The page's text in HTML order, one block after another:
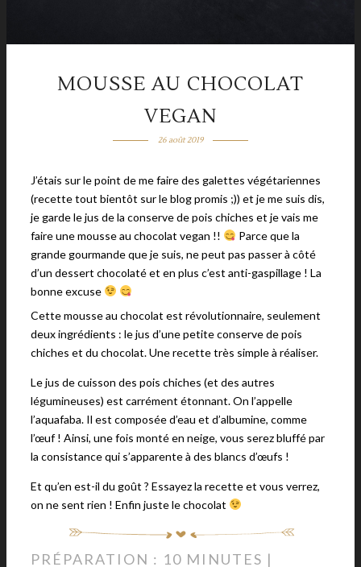
MOUSSE AU CHOCOLAT
VEGAN
26 août 2019
J’étais sur le point de me faire des galettes végétariennes
(recette tout bientôt sur le blog promis ;)) et je me suis dis,
je garde le jus de la conserve de pois chiches et je vais me
faire une mousse au chocolat vegan !!
Parce que la
grande gourmande que je suis, ne peut pas passer à côté
d’un dessert chocolaté et en plus c’est anti-gaspillage ! La
bonne excuse
Cette mousse au chocolat est révolutionnaire, seulement
deux ingrédients : le jus d’une petite conserve de pois
chiches et du chocolat. Une recette très simple à réaliser.
Le jus de cuisson des pois chiches (et des autres
légumineuses) est carrément étonnant. On l’appelle
l’aquafaba. Il est composée d’eau et d’albumine, comme
l’œuf ! Ainsi, une fois monté en neige, vous serez bluffé par
la consistance qui s’apparente à des blancs d’œufs !
Et qu’en est-il du goût ? Essayez la recette et vous verrez,
on ne sent rien ! Enfin juste le chocolat
PRÉPARATION : 10 MINUTES |